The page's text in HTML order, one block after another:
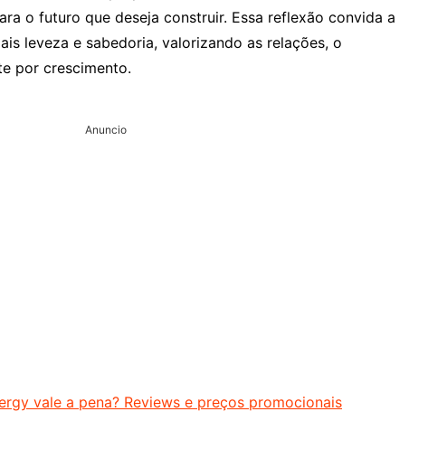
o futuro que deseja construir. Essa reflexão convida a
leveza e sabedoria, valorizando as relações, o
por crescimento.
Anuncio
vale a pena? Reviews e preços promocionais